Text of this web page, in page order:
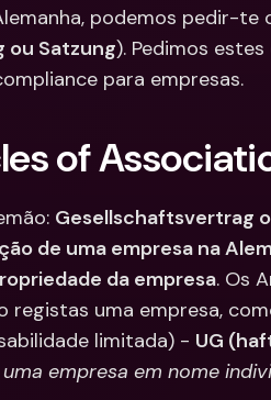
Contas Bancárias
Internacionais & Moedas
Estrangeiras
Integrações
Contas Bancárias
Internacionais &
Estrangeiras
podemos pedir-te
ou Satzung). Pedimos
para empresas.
of
Gesellschaftsvertrag
de uma empresa na
da empresa
registas uma empresa,
limitada) - UG
empresa em nome